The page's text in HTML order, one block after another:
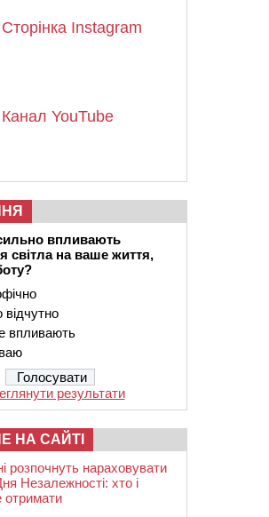
Сторінка Instagram
Канал YouTube
впливають
світла на ваше життя,
відчутно
впливають
результати
НА САЙТІ
розпочнуть нараховувати
Незалежності: хто і
отримати